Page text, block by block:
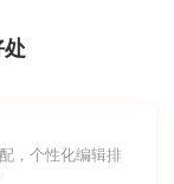
处
，个性化编辑排